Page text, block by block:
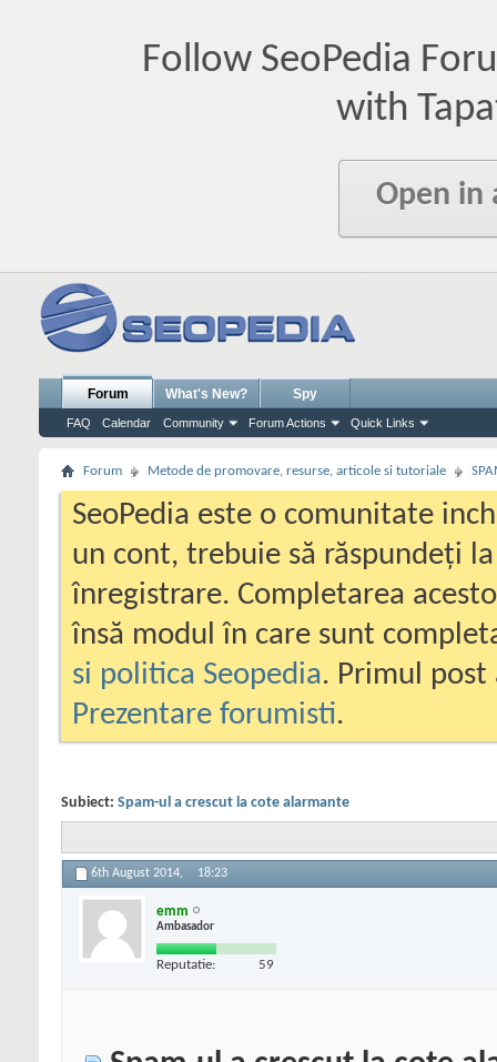
Follow SeoPedia
with
Open in
Forum
FAQ Calendar Community Forum Actions Quick Links
What's New? Spy
Forum Metode de promovare, resurse, articole si tutoriale
SeoPedia este o comunitate
un cont, trebuie să răspundeți
înregistrare. Completarea
însă modul în care sunt
si politica Seopedia. Primul
Prezentare forumisti.
Subiect: Spam-ul a crescut la cote alarmante
6th August 2014, 18:23
emm
Ambasador
Reputatie: 59